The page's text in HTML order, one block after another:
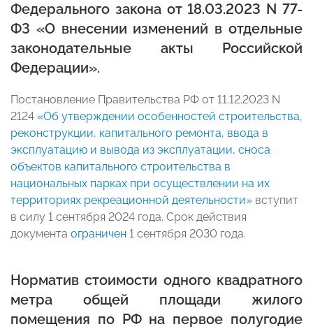
Федерального закона от 18.03.2023 N 77-
ФЗ «О внесении изменений в отдельные
законодательные акты Российской
Федерации».
Постановление Правительства РФ от 11.12.2023 N
2124 «Об утверждении особенностей строительства,
реконструкции, капитального ремонта, ввода в
эксплуатацию и вывода из эксплуатации, сноса
объектов капитального строительства в
национальных парках при осуществлении на их
территориях рекреационной деятельности» вступит
в силу 1 сентября 2024 года. Срок действия
документа ограничен 1 сентября 2030 года.
Норматив стоимости одного квадратного
метра общей площади жилого
помещения по РФ на первое полугодие